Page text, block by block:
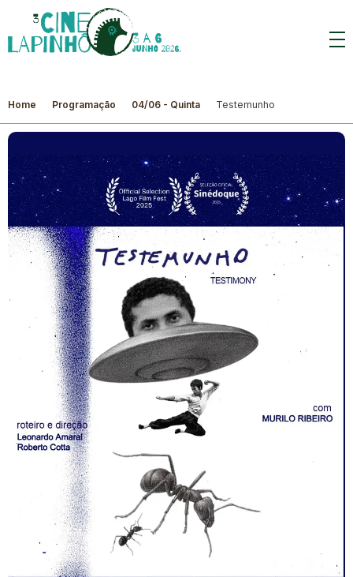
Home Programação 04/06 - Quinta Testemunho